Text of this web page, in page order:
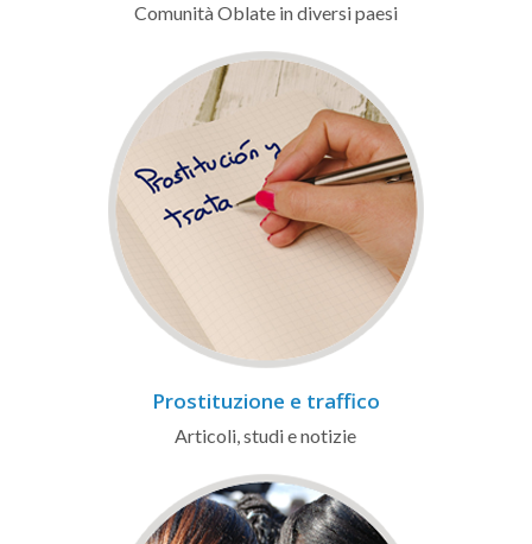
Comunità Oblate in diversi paesi
Prostituzione e traffico
Articoli, studi e notizie